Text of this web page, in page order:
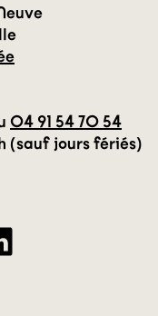
04 91 54 70 54
(sauf jours fériés)